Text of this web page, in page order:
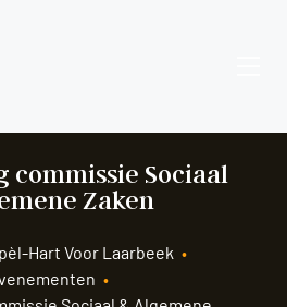
commissie Sociaal
Zaken
Hart Voor Laarbeek •
•